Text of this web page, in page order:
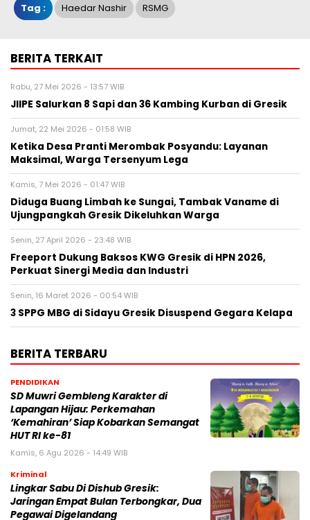
Tag : Haedar Nashir RSMG
BERITA TERKAIT
Rabu, 27 Mei 2026 - 13:57 WIB
JIIPE Salurkan 8 Sapi dan 36 Kambing Kurban di Gresik
Jumat, 22 Mei 2026 - 01:58 WIB
Ketika Desa Pranti Merombak Posyandu: Layanan
Maksimal, Warga Tersenyum Lega
Kamis, 7 Mei 2026 - 01:47 WIB
Diduga Buang Limbah ke Sungai, Tambak Vaname di
Ujungpangkah Gresik Dikeluhkan Warga
Senin, 27 April 2026 - 23:48 WIB
Freeport Dukung Baksos KWG Gresik di HPN 2026,
Perkuat Sinergi Media dan Industri
Senin, 16 Maret 2026 - 00:54 WIB
3 SPPG MBG di Sidayu Gresik Disuspend Gegara Kelapa
BERITA TERBARU
PENDIDIKAN
SD Muwri Gembleng Karakter di
Lapangan Hijau: Perkemahan
‘Kemahiran’ Siap Kobarkan Semangat
HUT RI ke-81
Kamis, 6 Agu 2026 - 14:49 WIB
Kriminal
Lingkar Sabu Di Dishub Gresik:
Jaringan Empat Bulan Terbongkar, Dua
Pegawai Digelandang